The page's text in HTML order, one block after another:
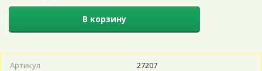
В корзину
Артикул
27207